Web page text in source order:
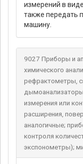
измерений в
также передать
машину.
9027 Приборы и
химического
рефрактометры,
измерения или
расширения,
аналогичные;
контроля
экспонометры);